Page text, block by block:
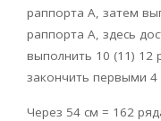
раппорта A, затем
раппорта A, здесь
выполнить 10 (11) 12
закончить первыми
Через 54 см = 162